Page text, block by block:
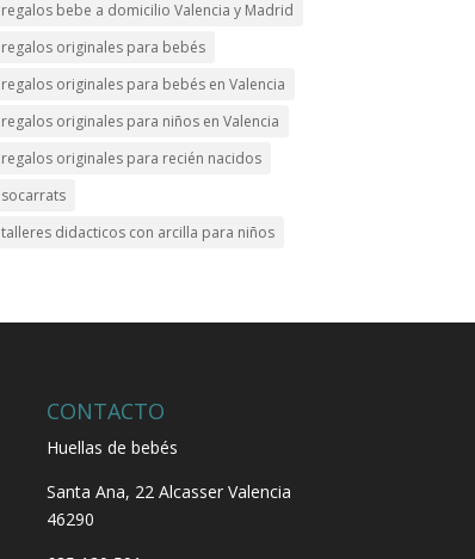
regalos bebe a domicilio Valencia y Madrid
regalos originales para bebés
regalos originales para bebés en Valencia
regalos originales para niños en Valencia
regalos originales para recién nacidos
socarrats
talleres didacticos con arcilla para niños
CONTACTO
Huellas de bebés
Santa Ana, 22Alcasser Valencia
46290